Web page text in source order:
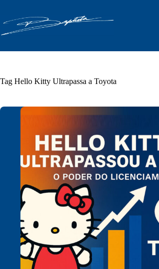
o
conteúdo
Tag Hello Kitty Ultrapassa a Toyota